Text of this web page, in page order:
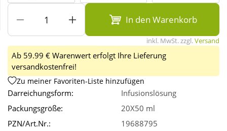
Wellness In den Warenkorb
inkl. MwSt. zzgl.Versand
Ab 59.99 € Warenwert erfolgt Ihre Lieferung
versandkostenfrei!
Zu meiner Favoriten-Liste hinzufügen
Darreichungsform:
Infusionslösung
Packungsgröße:
20X50 ml
PZN/Art.Nr.:
19688795